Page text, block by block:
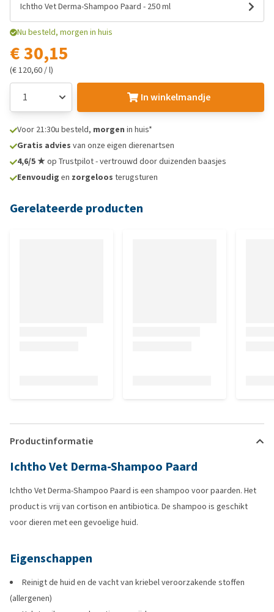
Ichtho Vet Derma-Shampoo Paard - 250 ml
Nu besteld, morgen in huis
€ 30,15
(€ 120,60 / l)
In winkelmandje
Voor 21:30u besteld, morgen in huis*
Gratis advies van onze eigen dierenartsen
4,6/5 ★op Trustpilot - vertrouwd door duizenden baasjes
Eenvoudig en zorgeloos terugsturen
Gerelateerde producten
Productinformatie
Ichtho Vet Derma-Shampoo Paard
Ichtho Vet Derma-Shampoo Paard is een shampoo voor paarden. Het
product is vrij van cortison en antibiotica. De shampoo is geschikt
voor dieren met een gevoelige huid.
Eigenschappen
Reinigt de huid en de vacht van kriebel veroorzakende stoffen
(allergenen)